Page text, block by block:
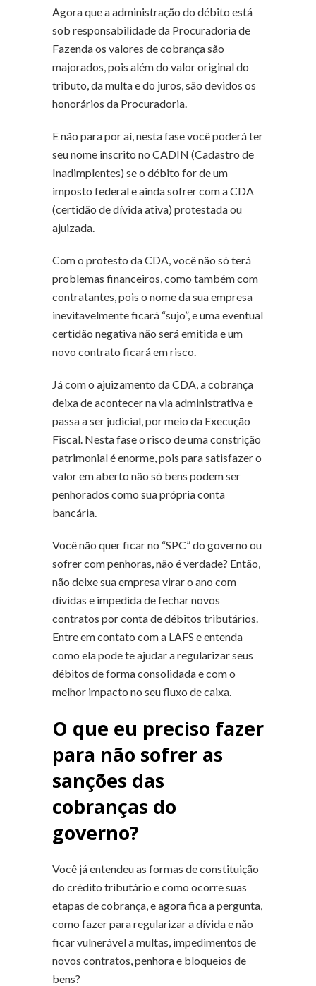
Agora que a administração do débito está
sob responsabilidade da Procuradoria de
Fazenda os valores de cobrança são
majorados, pois além do valor original do
tributo, da multa e do juros, são devidos os
honorários da Procuradoria.
E não para por aí, nesta fase você poderá ter
seu nome inscrito no CADIN (Cadastro de
Inadimplentes) se o débito for de um
imposto federal e ainda sofrer com a CDA
(certidão de dívida ativa) protestada ou
ajuizada.
Com o protesto da CDA, você não só terá
problemas financeiros, como também com
contratantes, pois o nome da sua empresa
inevitavelmente ficará “sujo”, e uma eventual
certidão negativa não será emitida e um
novo contrato ficará em risco.
Já com o ajuizamento da CDA, a cobrança
deixa de acontecer na via administrativa e
passa a ser judicial, por meio da Execução
Fiscal. Nesta fase o risco de uma constrição
patrimonial é enorme, pois para satisfazer o
valor em aberto não só bens podem ser
penhorados como sua própria conta
bancária.
Você não quer ficar no “SPC” do governo ou
sofrer com penhoras, não é verdade? Então,
não deixe sua empresa virar o ano com
dívidas e impedida de fechar novos
contratos por conta de débitos tributários.
Entre em contato com a LAFS e entenda
como ela pode te ajudar a regularizar seus
débitos de forma consolidada e com o
melhor impacto no seu fluxo de caixa.
O que eu preciso fazer
para não sofrer as
sanções das
cobranças do
governo?
Você já entendeu as formas de constituição
do crédito tributário e como ocorre suas
etapas de cobrança, e agora fica a pergunta,
como fazer para regularizar a dívida e não
ficar vulnerável a multas, impedimentos de
novos contratos, penhora e bloqueios de
bens?